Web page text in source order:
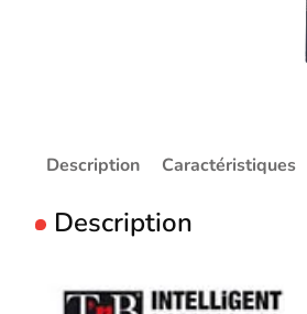
Description Caractéristiques
Description